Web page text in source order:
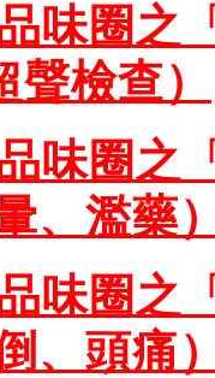
味圈之
檢查）
味圈之
、濫藥
味圈之
、頭痛